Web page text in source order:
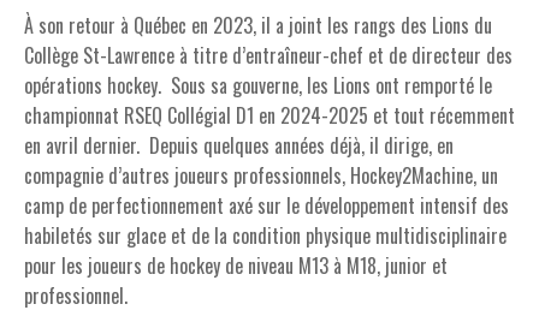
À son retour à Québec en 2023, il a joint les rangs des Lions du
Collège St-Lawrence à titre d’entraîneur-chef et de directeur des
opérations hockey. Sous sa gouverne, les Lions ont remporté le
championnat RSEQ Collégial D1 en 2024-2025 et tout récemment
en avril dernier. Depuis quelques années déjà, il dirige, en
compagnie d’autres joueurs professionnels, Hockey2Machine, un
camp de perfectionnement axé sur le développement intensif des
habiletés sur glace et de la condition physique multidisciplinaire
pour les joueurs de hockey de niveau M13 à M18, junior et
professionnel.